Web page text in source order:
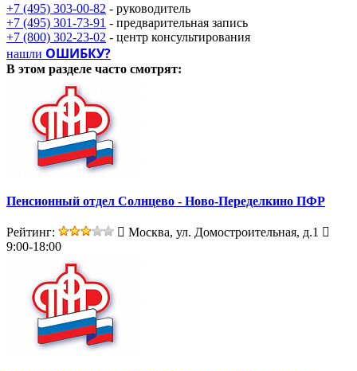
+7 (495) 303-00-82 - руководитель
+7 (495) 301-73-91 - предварительная запись
+7 (800) 302-23-02 - центр консультирования
нашли ОШИБКУ?
В этом разделе часто смотрят:
Пенсионный отдел Солнцево - Ново-Переделкино ПФР
Рейтинг:
Москва, ул. Домостроительная, д.1
9:00-18:00